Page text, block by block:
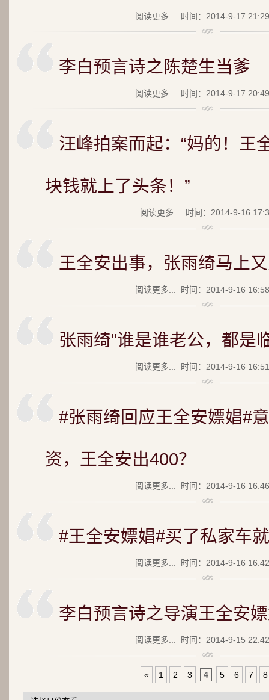
阅读更多... 时间：2014-9-17
李白预言诗之陈楚生当爹
阅读更多... 时间：2014-9-17
汪峰拍案而起：“妈的！王
块钱就上了头条！”
阅读更多... 时间：2014-9-16
王全安出事，张雨绮马上
阅读更多... 时间：2014-9-16
张雨绮"谁是谁老公，都是
阅读更多... 时间：2014-9-16
#张雨绮回应王全安嫖娼#
资，王全安出400？
阅读更多... 时间：2014-9-16
#王全安嫖娼#买了私家车
阅读更多... 时间：2014-9-16
李白预言诗之导演王全安
阅读更多... 时间：2014-9-15
« 1 2 3 4 5 6 7 8